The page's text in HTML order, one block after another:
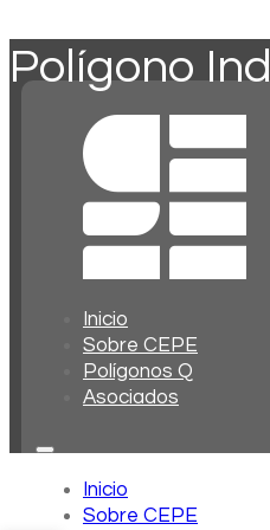
Inicio
Sobre CEPE
Polígonos Q
Asociados
Inicio
Sobre CEPE
Polígono